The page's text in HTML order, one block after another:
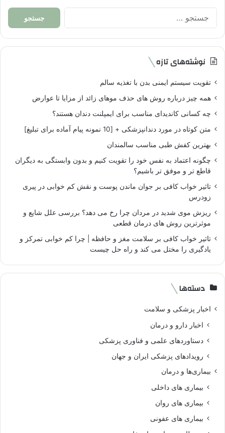
جستجو
نوشته‌های تازه
تقویت سیستم ایمنی بدن با تغذیه سالم
همه چیز درباره روش های حذف موهای زائد از مزایا تا عوارض
چه کسانی کاندیدای مناسب برای ایمپلنت دندان هستند؟
متن کوتاه در مورد دندانپزشکی + [10 نمونه پیام آماده برای تبلیغ]
بهترین کفش طبی مناسب سالمندان
چگونه اعتماد به نفس خود را تقویت کنیم و بدون وابستگی به دیگران
قاطع تر و موفق تر باشیم؟
تاثیر خواب کافی بر جوان ماندن پوست و نقش کم خوابی در پیری
زودرس
ریزش موی شدید در مردان چرا رخ می دهد؟ بررسی علل شایع و
موثرترین روش های درمان قطعی
تاثیر خواب کافی بر سلامت مغز و حافظه | چرا کم خوابی تمرکز و
یادگیری را مختل می کند و راه حل چیست
دسته‌ها
اخبار پزشکی و سلامت
اخبار دارو و درمان
دستاوردهای علمی و فناوری پزشکی
رویدادهای پزشکی ایران و جهان
بیماری‌ها و درمان
بیماری های داخلی
بیماری های روان‌
بیماری های عفونی